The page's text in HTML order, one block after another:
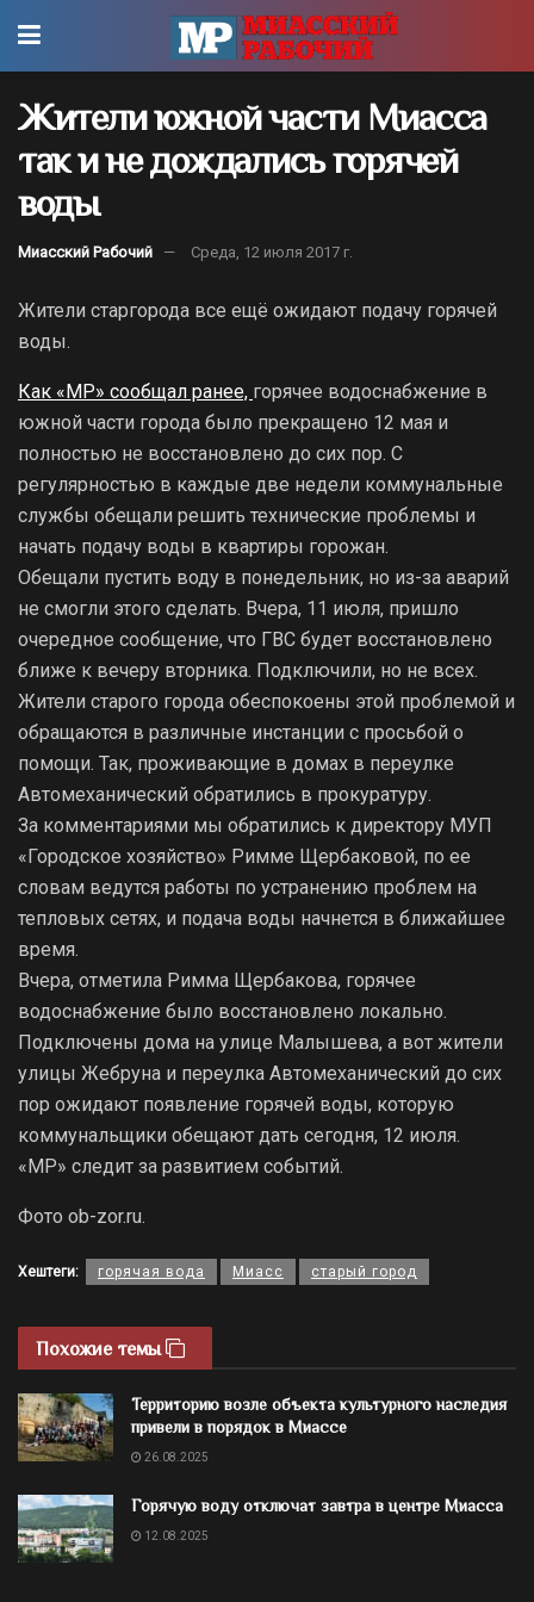
Жители южной части Миасса
так и не дождались горячей
воды
Миасский Рабочий Среда, 12 июля 2017 г.
Жители старгорода все ещё ожидают подачу горячей
воды.
Как «МР» сообщал ранее, горячее водоснабжение в
южной части города было прекращено 12 мая и
полностью не восстановлено до сих пор. С
регулярностью в каждые две недели коммунальные
службы обещали решить технические проблемы и
начать подачу воды в квартиры горожан.
Обещали пустить воду в понедельник, но из-за аварий
не смогли этого сделать. Вчера, 11 июля, пришло
очередное сообщение, что ГВС будет восстановлено
ближе к вечеру вторника. Подключили, но не всех.
Жители старого города обеспокоены этой проблемой и
обращаются в различные инстанции с просьбой о
помощи. Так, проживающие в домах в переулке
Автомеханический обратились в прокуратуру.
За комментариями мы обратились к директору МУП
«Городское хозяйство» Римме Щербаковой, по ее
словам ведутся работы по устранению проблем на
тепловых сетях, и подача воды начнется в ближайшее
время.
Вчера, отметила Римма Щербакова, горячее
водоснабжение было восстановлено локально.
Подключены дома на улице Малышева, а вот жители
улицы Жебруна и переулка Автомеханический до сих
пор ожидают появление горячей воды, которую
коммунальщики обещают дать сегодня, 12 июля.
«МР» следит за развитием событий.
Фото ob-zor.ru.
Хештеги: горячая вода Миасс старый город
Похожие темы
Территорию возле объекта культурного наследия
привели в порядок в Миассе
26.08.2025
Горячую воду отключат завтра в центре Миасса
12.08.2025